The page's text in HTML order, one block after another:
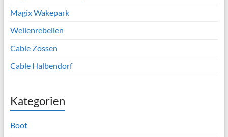
Magix Wakepark
Wellenrebellen
Cable Zossen
Cable Halbendorf
Kategorien
Boot